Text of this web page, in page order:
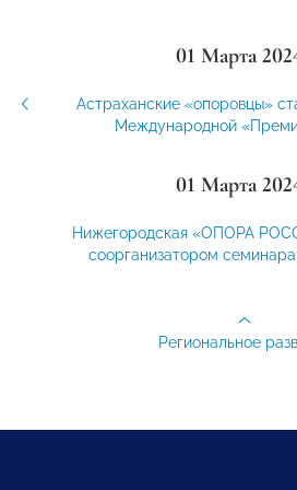
01 Марта
Астраханские «опоровцы»
Международной
01 Марта
Нижегородская «ОПОРА
соорганизатором семинара
Региональное